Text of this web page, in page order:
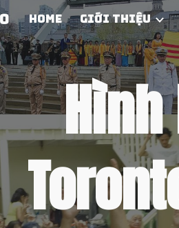
Skip to main
Home Giới thiệu